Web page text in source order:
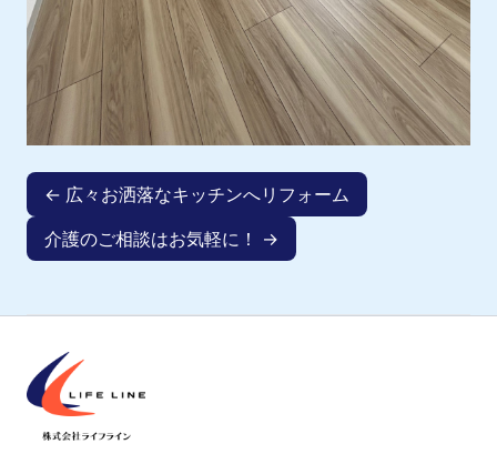
← 広々お洒落なキッチンへリフォーム
介護のご相談はお気軽に！ →